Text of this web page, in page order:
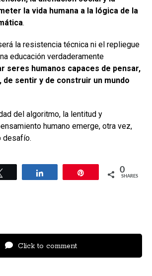
la vida humana a la lógica de la
.
la resistencia técnica ni el repliegue
educación verdaderamente
seres humanos capaces de pensar,
sentir y de construir un mundo
del algoritmo, la lentitud y
humano emerge, otra vez,
desafío.
0
SHARES
Click to comment